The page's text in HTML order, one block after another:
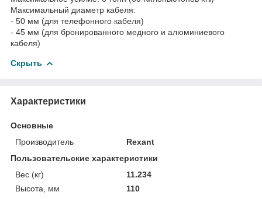
Максимальный диаметр кабеля:
- 50 мм (для телефонного кабеля)
- 45 мм (для бронированного медного и алюминиевого
кабеля)
Скрыть
Характеристики
Основные
Производитель
Rexant
Пользовательские характеристики
Вес (кг)
11.234
Высота, мм
110